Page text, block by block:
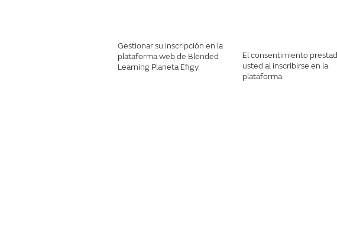
Gestionar su inscripción en la
plataforma web de Blended
Learning Planeta Efigy.
El consentimiento
usted al inscribirse en la
plataforma.